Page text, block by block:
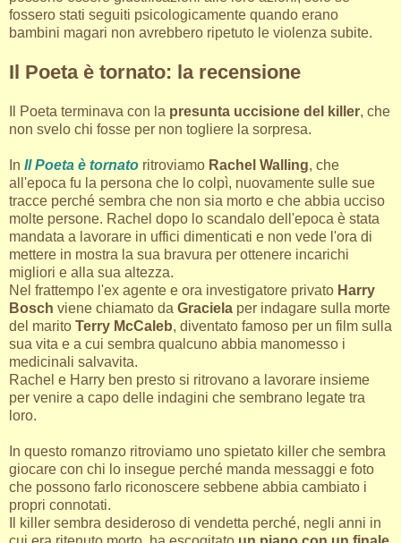
fossero stati seguiti psicologicamente quando erano
bambini magari non avrebbero ripetuto le violenza subite.
Il Poeta è tornato: la recensione
Il Poeta terminava con la presunta uccisione del killer, che
non svelo chi fosse per non togliere la sorpresa.
In Il Poeta è tornato ritroviamo Rachel Walling, che
all'epoca fu la persona che lo colpì, nuovamente sulle sue
tracce perché sembra che non sia morto e che abbia ucciso
molte persone. Rachel dopo lo scandalo dell'epoca è stata
mandata a lavorare in uffici dimenticati e non vede l'ora di
mettere in mostra la sua bravura per ottenere incarichi
migliori e alla sua altezza.
Nel frattempo l'ex agente e ora investigatore privato Harry
Bosch viene chiamato da Graciela per indagare sulla morte
del marito Terry McCaleb, diventato famoso per un film sulla
sua vita e a cui sembra qualcuno abbia manomesso i
medicinali salvavita.
Rachel e Harry ben presto si ritrovano a lavorare insieme
per venire a capo delle indagini che sembrano legate tra
loro.
In questo romanzo ritroviamo uno spietato killer che sembra
giocare con chi lo insegue perché manda messaggi e foto
che possono farlo riconoscere sebbene abbia cambiato i
propri connotati.
Il killer sembra desideroso di vendetta perché, negli anni in